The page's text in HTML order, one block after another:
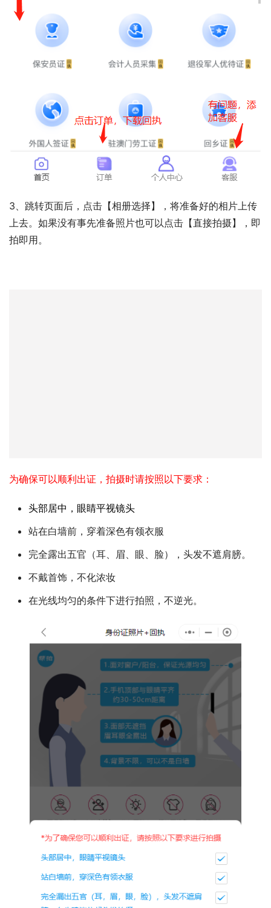
3、跳转页面后，点击【相册选择】，将准备好的相片上传
上去。如果没有事先准备照片也可以点击【直接拍摄】，即
拍即用。
为确保可以顺利出证，拍摄时请按照以下要求：
头部居中，眼睛平视镜头
站在白墙前，穿着深色有领衣服
完全露出五官（耳、眉、眼、脸），头发不遮肩膀。
不戴首饰，不化浓妆
在光线均匀的条件下进行拍照，不逆光。